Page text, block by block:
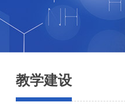
教学建设